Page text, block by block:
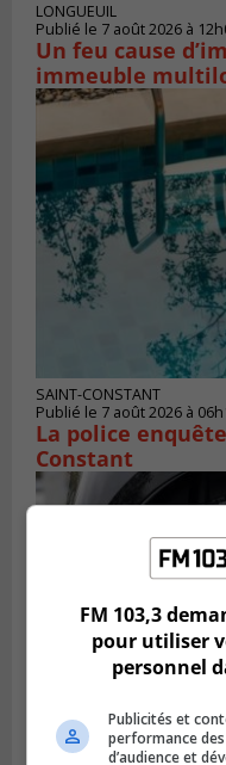
LONGUEUIL
Publié le 7 août 2026 à
Un feu cause
immeuble
SAINT-CONSTANT
Publié le 7 août 2026 à
La police
Constant
FM 103,3
pour utiliser
personnel
Publicités et
performance
d’audience et